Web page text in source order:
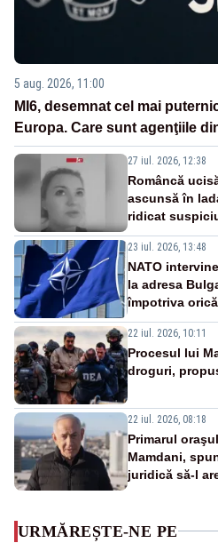
5 aug. 2026, 11:00
MI6, desemnat cel mai
Europa. Care sunt agenţiile
27 iul. 2026, 12:38
Româncă
ascunsă în
ridicat
23 iul. 2026, 13:48
NATO
la adresa
împotriva
22 iul. 2026, 10:11
Procesul lui
droguri,
22 iul. 2026, 08:18
Primarul
Mamdani,
juridică să-l
URMĂREȘTE-NE PE